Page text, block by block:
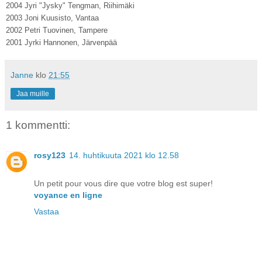
2004 Jyri "Jysky" Tengman, Riihimäki
2003 Joni Kuusisto, Vantaa
2002 Petri Tuovinen, Tampere
2001 Jyrki Hannonen, Järvenpää
Janne klo 21:55
Jaa muille
1 kommentti:
rosy123 14. huhtikuuta 2021 klo 12.58
Un petit pour vous dire que votre blog est super!
voyance en ligne
Vastaa